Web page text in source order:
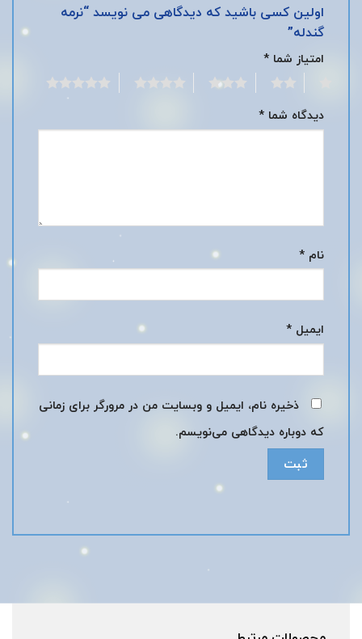
اولین کسی باشید که دیدگاهی می نویسد “نرمه
گندله”
امتیاز شما *
دیدگاه شما *
نام *
ایمیل *
ذخیره نام، ایمیل و وبسایت من در مرورگر برای زمانی
که دوباره دیدگاهی می‌نویسم.